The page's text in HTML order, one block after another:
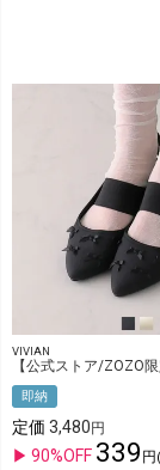
VIVIAN
即納
定価 3,480
90%OFF 339